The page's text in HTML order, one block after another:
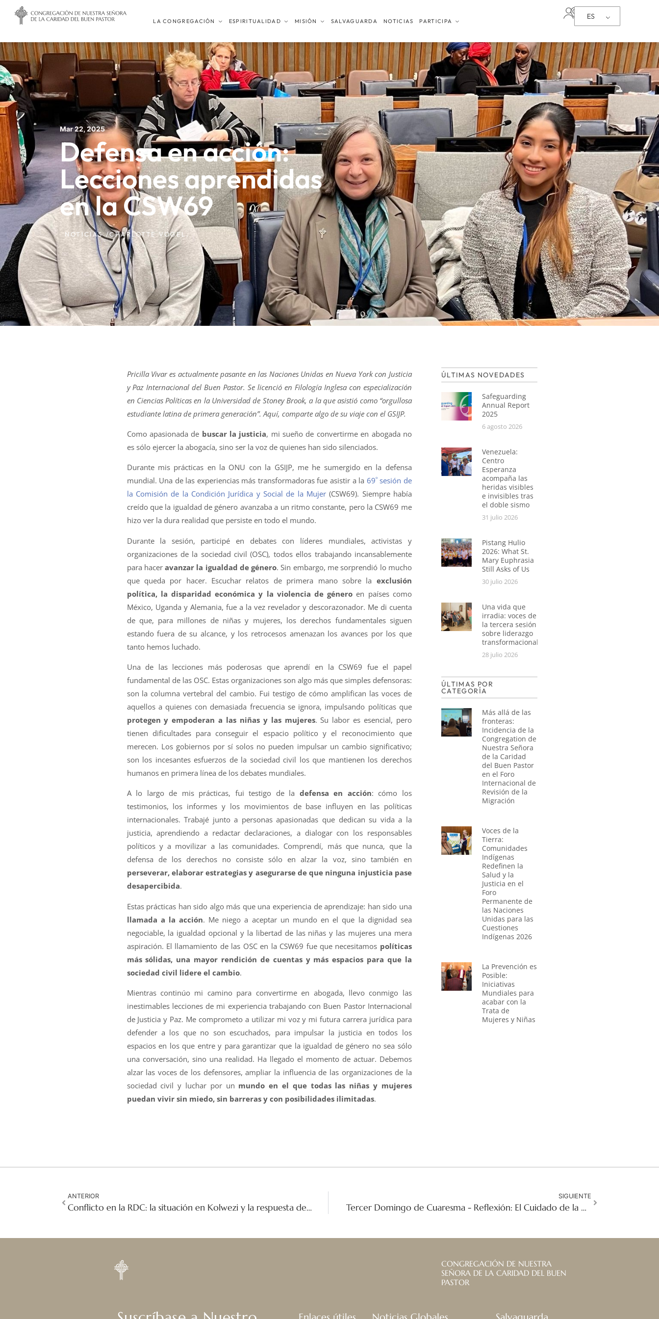
LA CONGREGACIÓN ESPIRITUALIDAD MISIÓN SALVAGUARDA NOTICIAS PARTICIPA
ES
Mar 22, 2025
Defensa en acción:
Lecciones aprendidas
en la CSW69
NOTICIAS /CHARLOTTE VOGEL,
Pricilla Vivar es actualmente pasante en las Naciones Unidas en Nueva York con Justicia
y Paz Internacional del Buen Pastor. Se licenció en Filología Inglesa con especialización
en Ciencias Políticas en la Universidad de Stoney Brook, a la que asistió como “orgullosa
estudiante latina de primera generación”. Aquí, comparte algo de su viaje con el GSIJP.
Como apasionada de buscar la justicia, mi sueño de convertirme en abogada no
es sólo ejercer la abogacía, sino ser la voz de quienes han sido silenciados.
Durante mis prácticas en la ONU con la GSIJP, me he sumergido en la defensa
mundial. Una de las experiencias más transformadoras fue asistir a la 69ºsesión de
la Comisión de la Condición Jurídica y Social de la Mujer(CSW69). Siempre había
creído que la igualdad de género avanzaba a un ritmo constante, pero la CSW69 me
hizo ver la dura realidad que persiste en todo el mundo.
Durante la sesión, participé en debates con líderes mundiales, activistas y
organizaciones de la sociedad civil (OSC), todos ellos trabajando incansablemente
para haceravanzar la igualdad de género. Sin embargo, me sorprendió lo mucho
que queda por hacer. Escuchar relatos de primera mano sobre la exclusión
política, la disparidad económica y la violencia de género en países como
México, Uganda y Alemania, fue a la vez revelador y descorazonador. Me di cuenta
de que, para millones de niñas y mujeres, los derechos fundamentales siguen
estando fuera de su alcance, y los retrocesos amenazan los avances por los que
tanto hemos luchado.
Una de las lecciones más poderosas que aprendí en la CSW69 fue el papel
fundamental de las OSC. Estas organizaciones son algo más que simples defensoras:
son la columna vertebral del cambio. Fui testigo de cómo amplifican las voces de
aquellos a quienes con demasiada frecuencia se ignora, impulsando políticas que
protegen y empoderan a las niñas y las mujeres. Su labor es esencial, pero
tienen dificultades para conseguir el espacio político y el reconocimiento que
merecen. Los gobiernos por sí solos no pueden impulsar un cambio significativo;
son los incesantes esfuerzos de la sociedad civil los que mantienen los derechos
humanos en primera línea de los debates mundiales.
A lo largo de mis prácticas, fui testigo de la defensa en acción: cómo los
testimonios, los informes y los movimientos de base influyen en las políticas
internacionales. Trabajé junto a personas apasionadas que dedican su vida a la
justicia, aprendiendo a redactar declaraciones, a dialogar con los responsables
políticos y a movilizar a las comunidades. Comprendí, más que nunca, que la
defensa de los derechos no consiste sólo en alzar la voz, sino también en
perseverar, elaborar estrategias y asegurarse de que ninguna injusticia pase
desapercibida.
Estas prácticas han sido algo más que una experiencia de aprendizaje: han sido una
llamada a la acción. Me niego a aceptar un mundo en el que la dignidad sea
negociable, la igualdad opcional y la libertad de las niñas y las mujeres una mera
aspiración. El llamamiento de las OSC en la CSW69 fue que necesitamos políticas
más sólidas, una mayor rendición de cuentas y más espacios para que la
sociedad civil lidere el cambio.
Mientras continúo mi camino para convertirme en abogada, llevo conmigo las
inestimables lecciones de mi experiencia trabajando con Buen Pastor Internacional
de Justicia y Paz. Me comprometo a utilizar mi voz y mi futura carrera jurídica para
defender a los que no son escuchados, para impulsar la justicia en todos los
espacios en los que entre y para garantizar que la igualdad de género no sea sólo
una conversación, sino una realidad. Ha llegado el momento de actuar. Debemos
alzar las voces de los defensores, ampliar la influencia de las organizaciones de la
sociedad civil y luchar por un mundo en el que todas las niñas y mujeres
puedan vivir sin miedo, sin barreras y con posibilidades ilimitadas.
ÚLTIMAS NOVEDADES
Safeguarding
Annual Report
2025
6 agosto 2026
Venezuela:
Centro
Esperanza
acompaña las
heridas visibles
e invisibles tras
el doble sismo
31 julio 2026
Pistang Hulio
2026: What St.
Mary Euphrasia
Still Asks of Us
30 julio 2026
Una vida que
irradia: voces de
la tercera sesión
sobre liderazgo
transformacional
28 julio 2026
ÚLTIMAS POR
CATEGORÍA
Más allá de las
fronteras:
Incidencia de la
Congregation de
Nuestra Señora
de la Caridad
del Buen Pastor
en el Foro
Internacional de
Revisión de la
Migración
Voces de la
Tierra:
Comunidades
Indígenas
Redefinen la
Salud y la
Justicia en el
Foro
Permanente de
las Naciones
Unidas para las
Cuestiones
Indígenas 2026
La Prevención es
Posible:
Iniciativas
Mundiales para
acabar con la
Trata de
Mujeres y Niñas
ANTERIOR
Conflicto en la RDC: la situación en Kolwezi y la respuesta del Buen Pastor
SIGUIENTE
Tercer Domingo de Cuaresma - Reflexión: El Cuidado de la Creación es Inseparable de la Justicia
CONGREGACIÓN DE NUESTRA
SEÑORA DE LA CARIDAD DEL BUEN
PASTOR